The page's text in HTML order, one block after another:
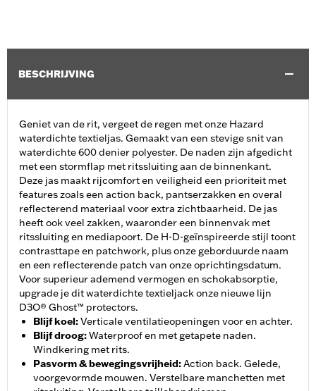
BESCHRIJVING
Geniet van de rit, vergeet de regen met onze Hazard
waterdichte textieljas. Gemaakt van een stevige snit van
waterdichte 600 denier polyester. De naden zijn afgedicht
met een stormflap met ritssluiting aan de binnenkant.
Deze jas maakt rijcomfort en veiligheid een prioriteit met
features zoals een action back, pantserzakken en overal
reflecterend materiaal voor extra zichtbaarheid. De jas
heeft ook veel zakken, waaronder een binnenvak met
ritssluiting en mediapoort. De H-D-geïnspireerde stijl toont
contrasttape en patchwork, plus onze geborduurde naam
en een reflecterende patch van onze oprichtingsdatum.
Voor superieur ademend vermogen en schokabsorptie,
upgrade je dit waterdichte textieljack onze nieuwe lijn
D3O® Ghost™ protectors.
Blijf koel:Verticale ventilatieopeningen voor en achter.
Blijf droog:Waterproof en met getapete naden.
Windkering met rits.
Pasvorm & bewegingsvrijheid:Action back. Gelede,
voorgevormde mouwen. Verstelbare manchetten met